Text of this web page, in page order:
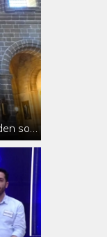
Bu hafta da İspanya macerasına kaldığı yerden son hız devam eden Çok Gezenti, İspanya’nın Endülüs bölgesindeki Jerez de la Frontera şehrinde bulunan 'Jerez Katedrali'ni tv2 izleyicileriyle buluşturdu.